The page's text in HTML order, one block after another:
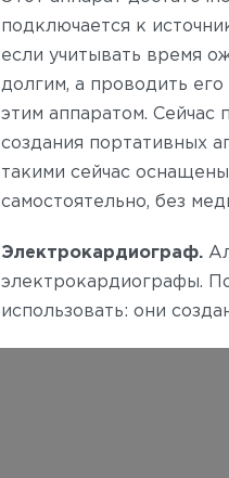
подключается к
если учитывать время
долгим, а проводить
этим аппаратом. Сейчас
создания портативных
такими сейчас
самостоятельно, без
Электрокардиограф.
электрокардиографы.
использовать: они